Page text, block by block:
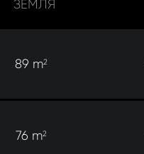
ЗЕМЛЯ
89 m2
76 m2